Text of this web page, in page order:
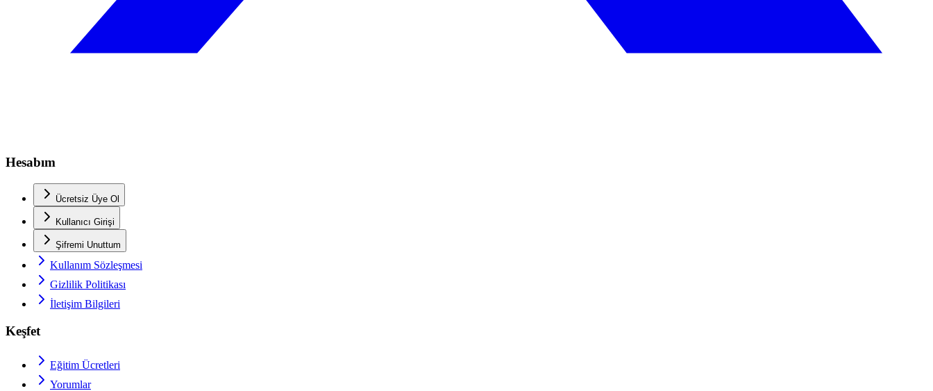
Hesabım
Ücretsiz Üye Ol
Kullanıcı Girişi
Şifremi Unuttum
Kullanım Sözleşmesi
Gizlilik Politikası
İletişim Bilgileri
Keşfet
Eğitim Ücretleri
Yorumlar